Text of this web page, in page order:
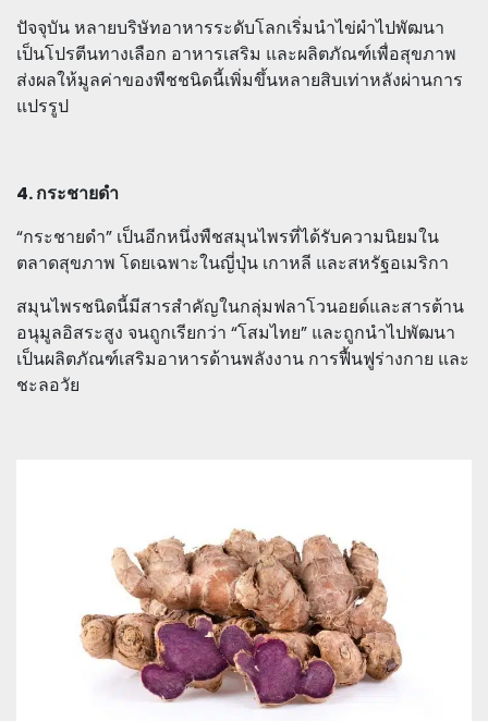
ปัจจุบัน หลายบริษัทอาหารระดับโลกเริ่มนำไข่ผำไปพัฒนา
เป็นโปรตีนทางเลือก อาหารเสริม และผลิตภัณฑ์เพื่อสุขภาพ
ส่งผลให้มูลค่าของพืชชนิดนี้เพิ่มขึ้นหลายสิบเท่าหลังผ่านการ
แปรรูป
4. กระชายดำ
“กระชายดำ” เป็นอีกหนึ่งพืชสมุนไพรที่ได้รับความนิยมใน
ตลาดสุขภาพ โดยเฉพาะในญี่ปุ่น เกาหลี และสหรัฐอเมริกา
สมุนไพรชนิดนี้มีสารสำคัญในกลุ่มฟลาโวนอยด์และสารต้าน
อนุมูลอิสระสูง จนถูกเรียกว่า “โสมไทย” และถูกนำไปพัฒนา
เป็นผลิตภัณฑ์เสริมอาหารด้านพลังงาน การฟื้นฟูร่างกาย และ
ชะลอวัย